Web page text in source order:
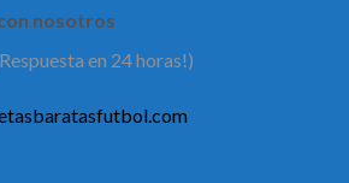
nosotros
en 24 horas!)